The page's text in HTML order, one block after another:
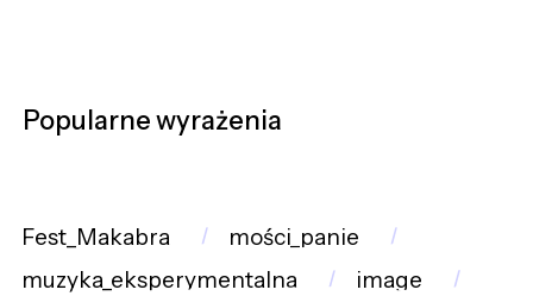
Popularne wyrażenia
Fest_Makabra
mości_panie
muzyka_eksperymentalna
image